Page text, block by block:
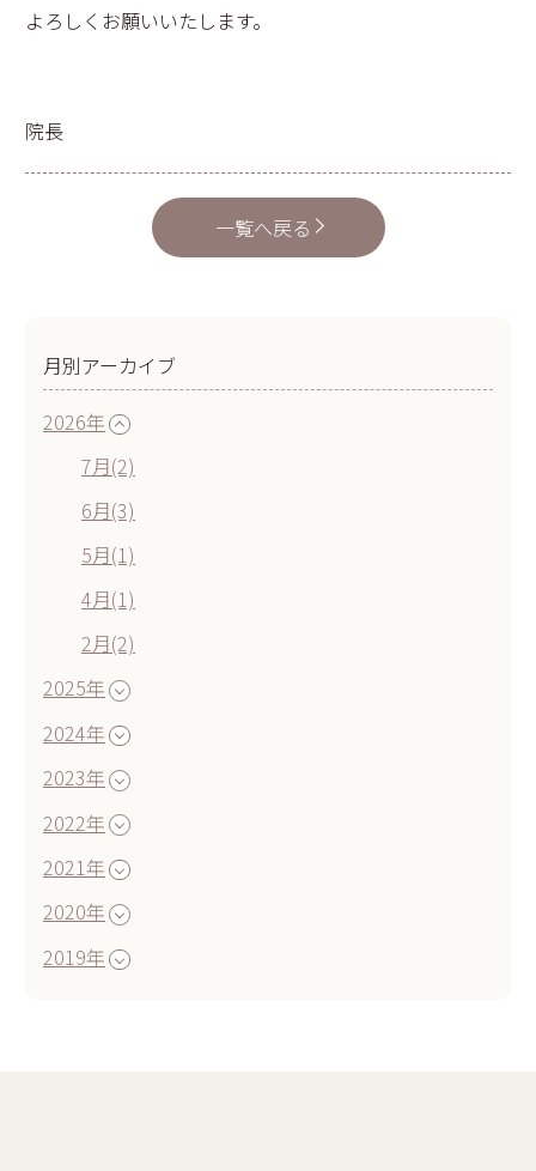
よろしくお願いいたします。
院長
一覧へ戻る
月別アーカイブ
2026年
7月(2)
6月(3)
5月(1)
4月(1)
2月(2)
2025年
2024年
2023年
2022年
2021年
2020年
2019年